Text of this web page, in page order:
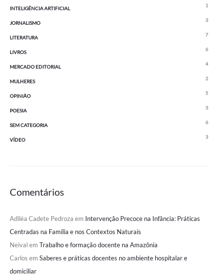
INTELIGÊNCIA ARTIFICIAL 1
JORNALISMO 3
LITERATURA 7
LIVROS 6
MERCADO EDITORIAL 4
MULHERES 2
OPINIÃO 5
POESIA 3
SEM CATEGORIA 6
VÍDEO 3
Comentários
Adiléa Cadete Pedroza em Intervenção Precoce na Infância: Práticas
Centradas na Família e nos Contextos Naturais
Neivalem Trabalho e formação docente na Amazônia
Carlos em Saberes e práticas docentes no ambiente hospitalar e
domiciliar